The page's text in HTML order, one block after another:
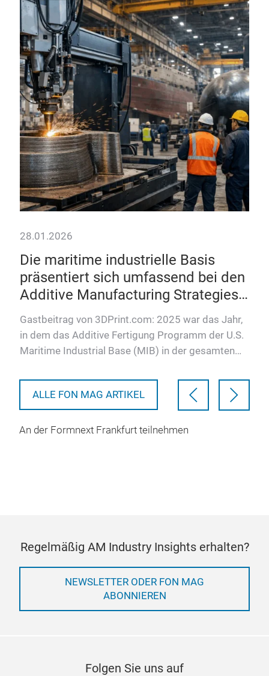
28.01.2026
Die maritime industrielle Basis
präsentiert sich umfassend bei den
Additive Manufacturing Strategies
2026
Gastbeitrag von 3DPrint.com: 2025 war das Jahr,
in dem das Additive Fertigung Programm der U.S.
Maritime Industrial Base (MIB) in der gesamten
ALLE FON MAG ARTIKEL
An der Formnext Frankfurt teilnehmen
Regelmäßig AM Industry Insights erhalten?
NEWSLETTER ODER FON MAG
ABONNIEREN
Folgen Sie uns auf